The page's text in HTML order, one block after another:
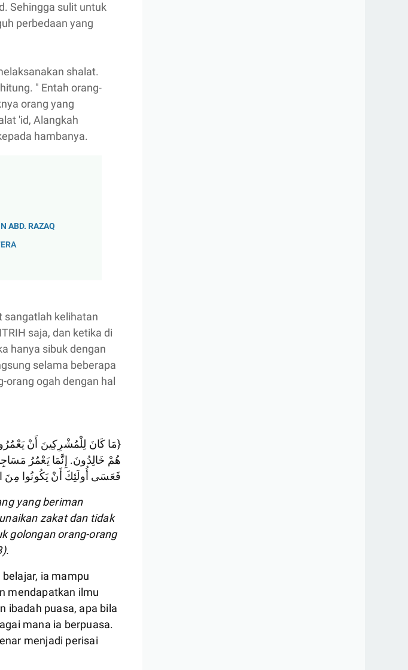
Sehingga sulit untuk
perbedaan yang
shalat.
" Entah orang-
orang yang
'id, Alangkah
hambanya.
ABD. RAZAQ
sangatlah kelihatan
saja, dan ketika di
hanya sibuk dengan
selama beberapa
orang ogah dengan hal
{مَا كَانَ لِلْمُشْرِكِينَ أَنْ
هُمْ خَالِدُونَ. إِنَّمَا يَعْمُرُ
فَعَسَى أُولَئِكَ أَنْ يَكُونُوا مِنَ
yang beriman
zakat dan tidak
golongan orang-orang
ia mampu
mendapatkan ilmu
ibadah puasa, apa bila
mana ia berpuasa.
menjadi perisai